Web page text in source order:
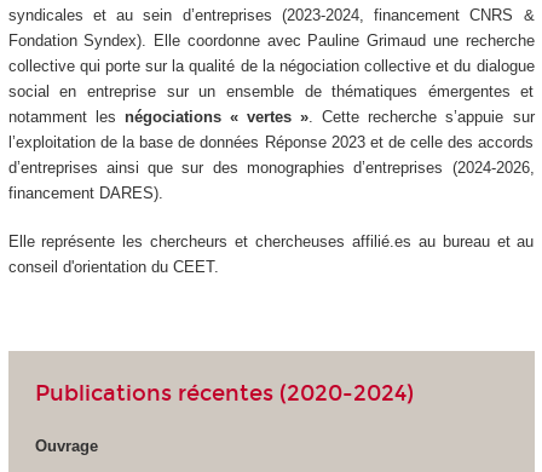
syndicales et au sein d’entreprises (2023-2024, financement CNRS &
Fondation Syndex). Elle coordonne avec Pauline Grimaud une recherche
collective qui porte sur la qualité de la négociation collective et du dialogue
social en entreprise sur un ensemble de thématiques émergentes et
notamment les négociations « vertes » . Cette recherche s’appuie sur
l’exploitation de la base de données Réponse 2023 et de celle des accords
d’entreprises ainsi que sur des monographies d’entreprises (2024-2026,
financement DARES).
Elle représente les chercheurs et chercheuses affilié.es au bureau et au
conseil d'orientation du CEET.
Publications récentes (2020-2024)
Ouvrage